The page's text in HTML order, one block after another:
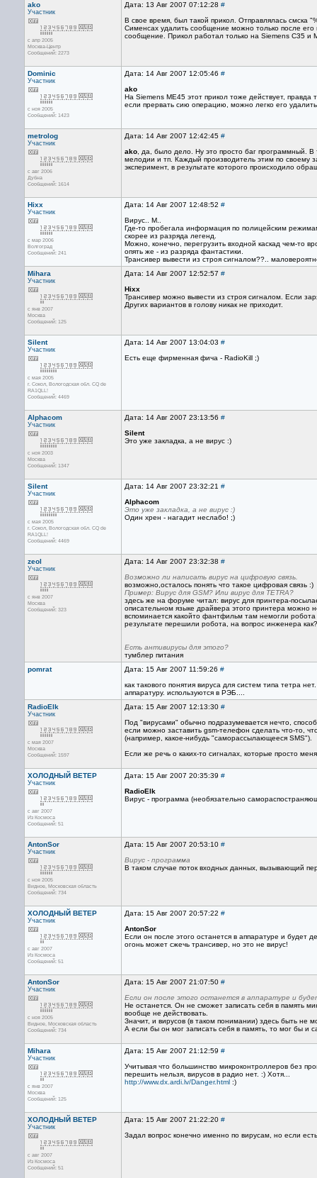
ako
Участник
с апр 2005
Москва-Центр
Сообщений: 2273
Дата: 13 Авг 2007 07:12:28 #
В свое время, был такой прикол. Отправлялась смска
Сименсах удалить сообщение можно только после его
сообщение. Прикол работал только на Siemens C35 и
Dominic
Участник
с ноя 2005
Сообщений: 1423
Дата: 14 Авг 2007 12:05:46 #
ako
На Siemens ME45 этот прикол тоже действует,
если прервать сию операцию, можно легко его
metrolog
Участник
с авг 2006
Дубна
Сообщений: 1614
Дата: 14 Авг 2007 12:42:45 #
ako , да, было дело. Ну это просто баг программный.
мелодии и тп. Каждый производитель этим по своему
эксперимент, в результате которого происходило
Hixx
Участник
с мар 2006
Волгоград
Сообщений: 241
Дата: 14 Авг 2007 12:48:52 #
Вирус.. М..
Где-то пробегала информация по полицейским
скорее из разряда легенд.
Можно, конечно, перегрузить входной каскад чем-то
опять же - из разряда фантастики.
Трансивер вывести из строя сигналом??..
Mihara
Участник
с янв 2007
Москва
Сообщений: 125
Дата: 14 Авг 2007 12:52:57 #
Hixx
Трансивер можно вывести из строя сигналом. Если
Других вариантов в голову никак не приходит.
Silent
Участник
с мая 2005
г. Сокол, Вологодская обл. CQ de
RA1QLL!
Сообщений: 4469
Дата: 14 Авг 2007 13:04:03 #
Есть еще фирменная фича - RadioKill ;)
Alphacom
Участник
с ноя 2003
Москва
Сообщений: 1347
Дата: 14 Авг 2007 23:13:56 #
Silent
Это уже закладка, а не вирус :)
Silent
Участник
с мая 2005
г. Сокол, Вологодская обл. CQ de
RA1QLL!
Сообщений: 4469
Дата: 14 Авг 2007 23:32:21 #
Alphacom
Это уже закладка, а не вирус :)
Один хрен - нагадит неслабо! ;)
zeol
Участник
с янв 2007
Москва
Сообщений: 323
Дата: 14 Авг 2007 23:32:38 #
Возможно ли написать вирус на цифровую связь.
возможно,осталось понять что такое цифровая связь :)
Пример: Вирус для GSM? Или вирус для TETRA?
здесь же на форуме читал: вирус для принтера-
описательном языке драйвера этого принтера можно
вспоминается какойто фантфильм там немогли
результате перешили робота, на вопрос инженера
Есть антивирусы для этого?
тумблер питания
pomrat
Дата: 15 Авг 2007 11:59:26 #
как такового понятия вируса для систем типа тетра
аппаратуру. используются в РЭБ....
RadioElk
Участник
с мая 2007
Москва
Сообщений: 1597
Дата: 15 Авг 2007 12:13:30 #
Под "вирусами" обычно подразумевается нечто,
если можно заставить gsm-телефон сделать что-то,
(например, какое-нибудь "саморассылающееся SMS").
Если же речь о каких-то сигналах, которые просто
ХОЛОДНЫЙ ВЕТЕР
Участник
с авг 2007
Из Космоса
Сообщений: 51
Дата: 15 Авг 2007 20:35:39 #
RadioElk
Вирус - программа (необязательно
AntonSor
Участник
с ноя 2005
Видное, Московская область
Сообщений: 734
Дата: 15 Авг 2007 20:53:10 #
Вирус - программа
В таком случае поток входных данных, вызывающий
ХОЛОДНЫЙ ВЕТЕР
Участник
с авг 2007
Из Космоса
Сообщений: 51
Дата: 15 Авг 2007 20:57:22 #
AntonSor
Если он после этого останется в аппаратуре и будет
огонь может сжечь трансивер, но это не вирус!
AntonSor
Участник
с ноя 2005
Видное, Московская область
Сообщений: 734
Дата: 15 Авг 2007 21:07:50 #
Если он после этого останется в аппаратуре и
Не останется. Он не сможет записать себя в память
вообще не действовать.
Значит, и вирусов (в таком понимании) здесь быть не
А если бы он мог записать себя в память, то мог бы и
Mihara
Участник
с янв 2007
Москва
Сообщений: 125
Дата: 15 Авг 2007 21:12:59 #
Учитывая что большинство микроконтроллеров без
перешить нельзя, вирусов в радио нет. :) Хотя...
http://www.dx.ardi.lv/Danger.html :)
ХОЛОДНЫЙ ВЕТЕР
Участник
с авг 2007
Из Космоса
Сообщений: 51
Дата: 15 Авг 2007 21:22:20 #
Задал вопрос конечно именно по вирусам, но если